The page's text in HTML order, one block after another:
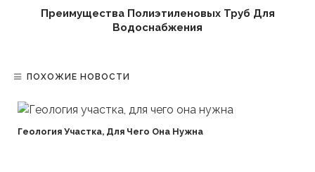
Преимущества Полиэтиленовых Труб Для
Водоснабжения
ПОХОЖИЕ НОВОСТИ
Геология Участка, Для Чего Она Нужна